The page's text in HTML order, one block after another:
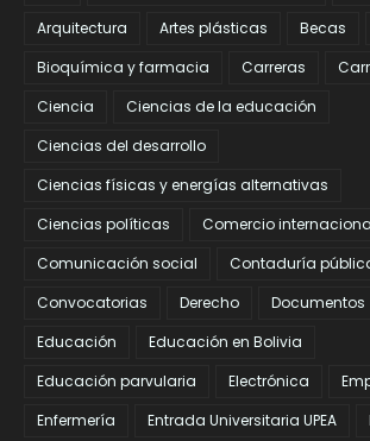
Arquitectura
Artes plásticas Becas
Bioquímica y farmacia
Carreras
Ciencia
Ciencias de la educación
Ciencias del desarrollo
Ciencias físicas y energías alternativas
Ciencias políticas
Comercio
Comunicación social
Contaduría
Convocatorias
Derecho Documentos
Educación
Educación en Bolivia
Educación parvularia
Electrónica
Enfermería
Entrada Universitaria UPEA